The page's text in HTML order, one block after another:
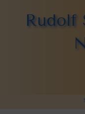
springenRudolf